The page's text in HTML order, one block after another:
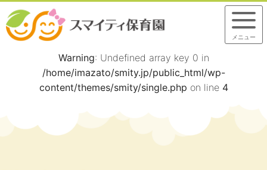
Warning: Undefined array key 0 in
/home/imazato/smity.jp/public_html/wp-
content/themes/smity/single.php on line 4
メニュー